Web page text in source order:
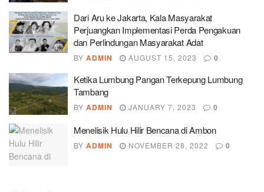
Dari Aru ke Jakarta, Kala Masyarakat
Perjuangkan Implementasi Perda Pengakuan
dan Perlindungan Masyarakat Adat
BY ADMIN AUGUST 15, 2023 0
Ketika Lumbung Pangan Terkepung Lumbung
Tambang
BY ADMIN JANUARY 7, 2023 0
Menelisik Hulu Hilir Bencana di Ambon
BY ADMIN NOVEMBER 28, 2022 0